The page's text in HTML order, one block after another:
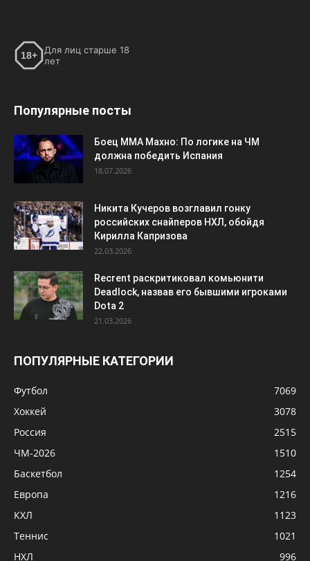
18+
Для лиц старше 18
лет
Популярные посты
Боец ММА Махно: По логике на ЧМ
должна победить Испания
18.07.2026
Никита Кучеров возглавил гонку
российских снайперов НХЛ, обойдя
Кирилла Капризова
22.03.2026
Recrent раскритиковал комьюнити
Deadlock, назвав его бывшими игроками
Dota 2
21.03.2026
ПОПУЛЯРНЫЕ КАТЕГОРИИ
Футбол
7069
Хоккей
3078
Россия
2515
ЧМ-2026
1510
Баскетбол
1254
Европа
1216
КХЛ
1123
Теннис
1021
НХЛ
996